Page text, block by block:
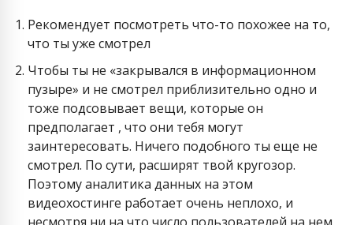
Рекомендует посмотреть что-то похожее на то,
что ты уже смотрел
Чтобы ты не «закрывался в информационном
пузыре» и не смотрел приблизительно одно и
тоже подсовывает вещи, которые он
предполагает , что они тебя могут
заинтересовать. Ничего подобного ты еще не
смотрел. По сути, расширят твой кругозор.
Поэтому аналитика данных на этом
видеохостинге работает очень неплохо, и